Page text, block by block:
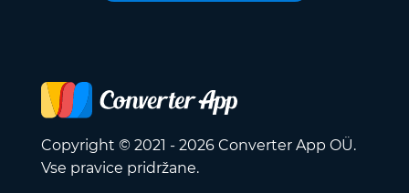
Copyright © 2021 - 2026 Converter App OÜ.
Vse pravice pridržane.